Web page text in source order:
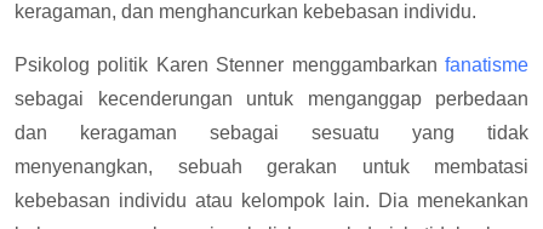
keragaman, dan menghancurkan kebebasan individu.
Psikolog politik Karen Stenner menggambarkan fanatisme
sebagai kecenderungan untuk menganggap perbedaan
dan keragaman sebagai sesuatu yang tidak
menyenangkan, sebuah gerakan untuk membatasi
kebebasan individu atau kelompok lain. Dia menekankan